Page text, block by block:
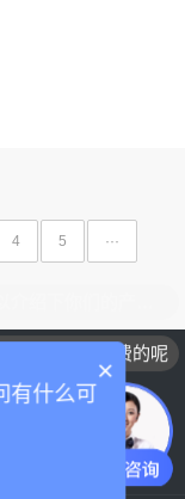
4 5 ···
你们是怎么收费的呢
×
有什么可